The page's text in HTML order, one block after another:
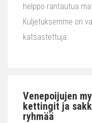
helppo rantautua
Kuljetuksemme on
katsastettuja.
Venepoijujen
kettingit ja
ryhmää